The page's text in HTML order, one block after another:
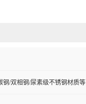
钢/双相钢/尿素级不锈钢材质等